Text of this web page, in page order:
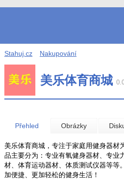
Stahuj.cz Nakupování
美乐体育商城
Přehled Obrázky
美乐体育商城，专注于家庭用健身器材
品主要分为：专业有氧健身器材、专业
材、体育运动器材、体质测试仪器等等
加便捷、更加轻松的健身生活！